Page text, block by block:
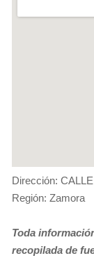
Dirección:
Región: Zamora
Toda
recopilada de